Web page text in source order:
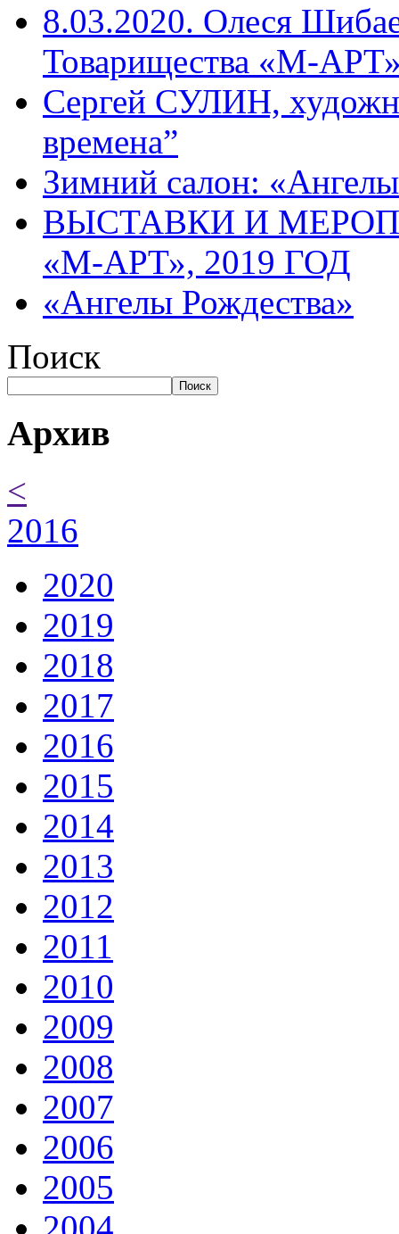
8.03.2020. Олеся
Товарищества «М-
Сергей СУЛИН,
времена”
Зимний салон:
ВЫСТАВКИ И
«М-АРТ», 2019 ГОД
«Ангелы Рождества»
Поиск
Поиск
Архив
<
2016
2020
2019
2018
2017
2016
2015
2014
2013
2012
2011
2010
2009
2008
2007
2006
2005